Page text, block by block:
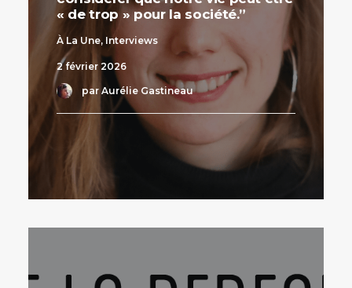
« de trop » pour la société.”
À La Une, Interviews
2 février 2026
par Aurélie Gastineau